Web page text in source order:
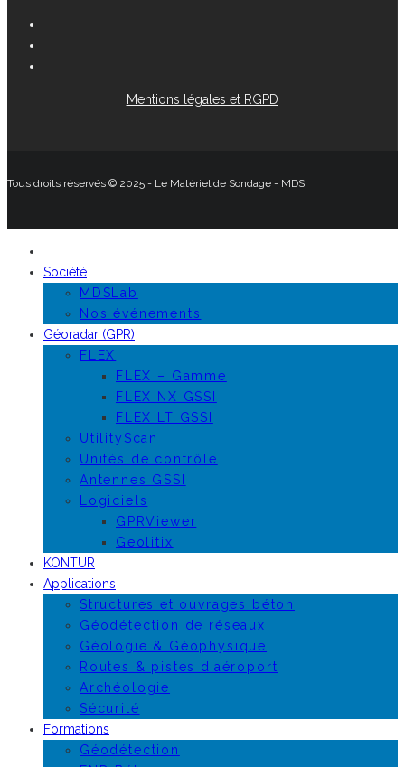
Mentions légales et RGPD
Tous droits réservés © 2025 - Le Matériel de Sondage - MDS
Société
MDSLab
Nos événements
Géoradar (GPR)
FLEX
FLEX – Gamme
FLEX NX GSSI
FLEX LT GSSI
UtilityScan
Unités de contrôle
Antennes GSSI
Logiciels
GPRViewer
Geolitix
KONTUR
Applications
Structures et ouvrages béton
Géodétection de réseaux
Géologie & Géophysique
Routes & pistes d’aéroport
Archéologie
Sécurité
Formations
Géodétection